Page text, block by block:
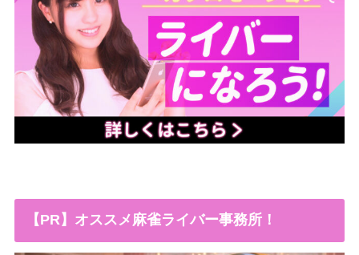
【PR】オススメ麻雀ライバー事務所！